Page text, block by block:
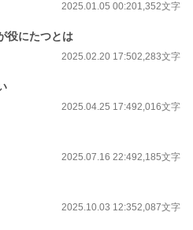
2025.01.05 00:201,352文字
役にたつとは
2025.02.20 17:502,283文字
2025.04.25 17:492,016文字
2025.07.16 22:492,185文字
2025.10.03 12:352,087文字